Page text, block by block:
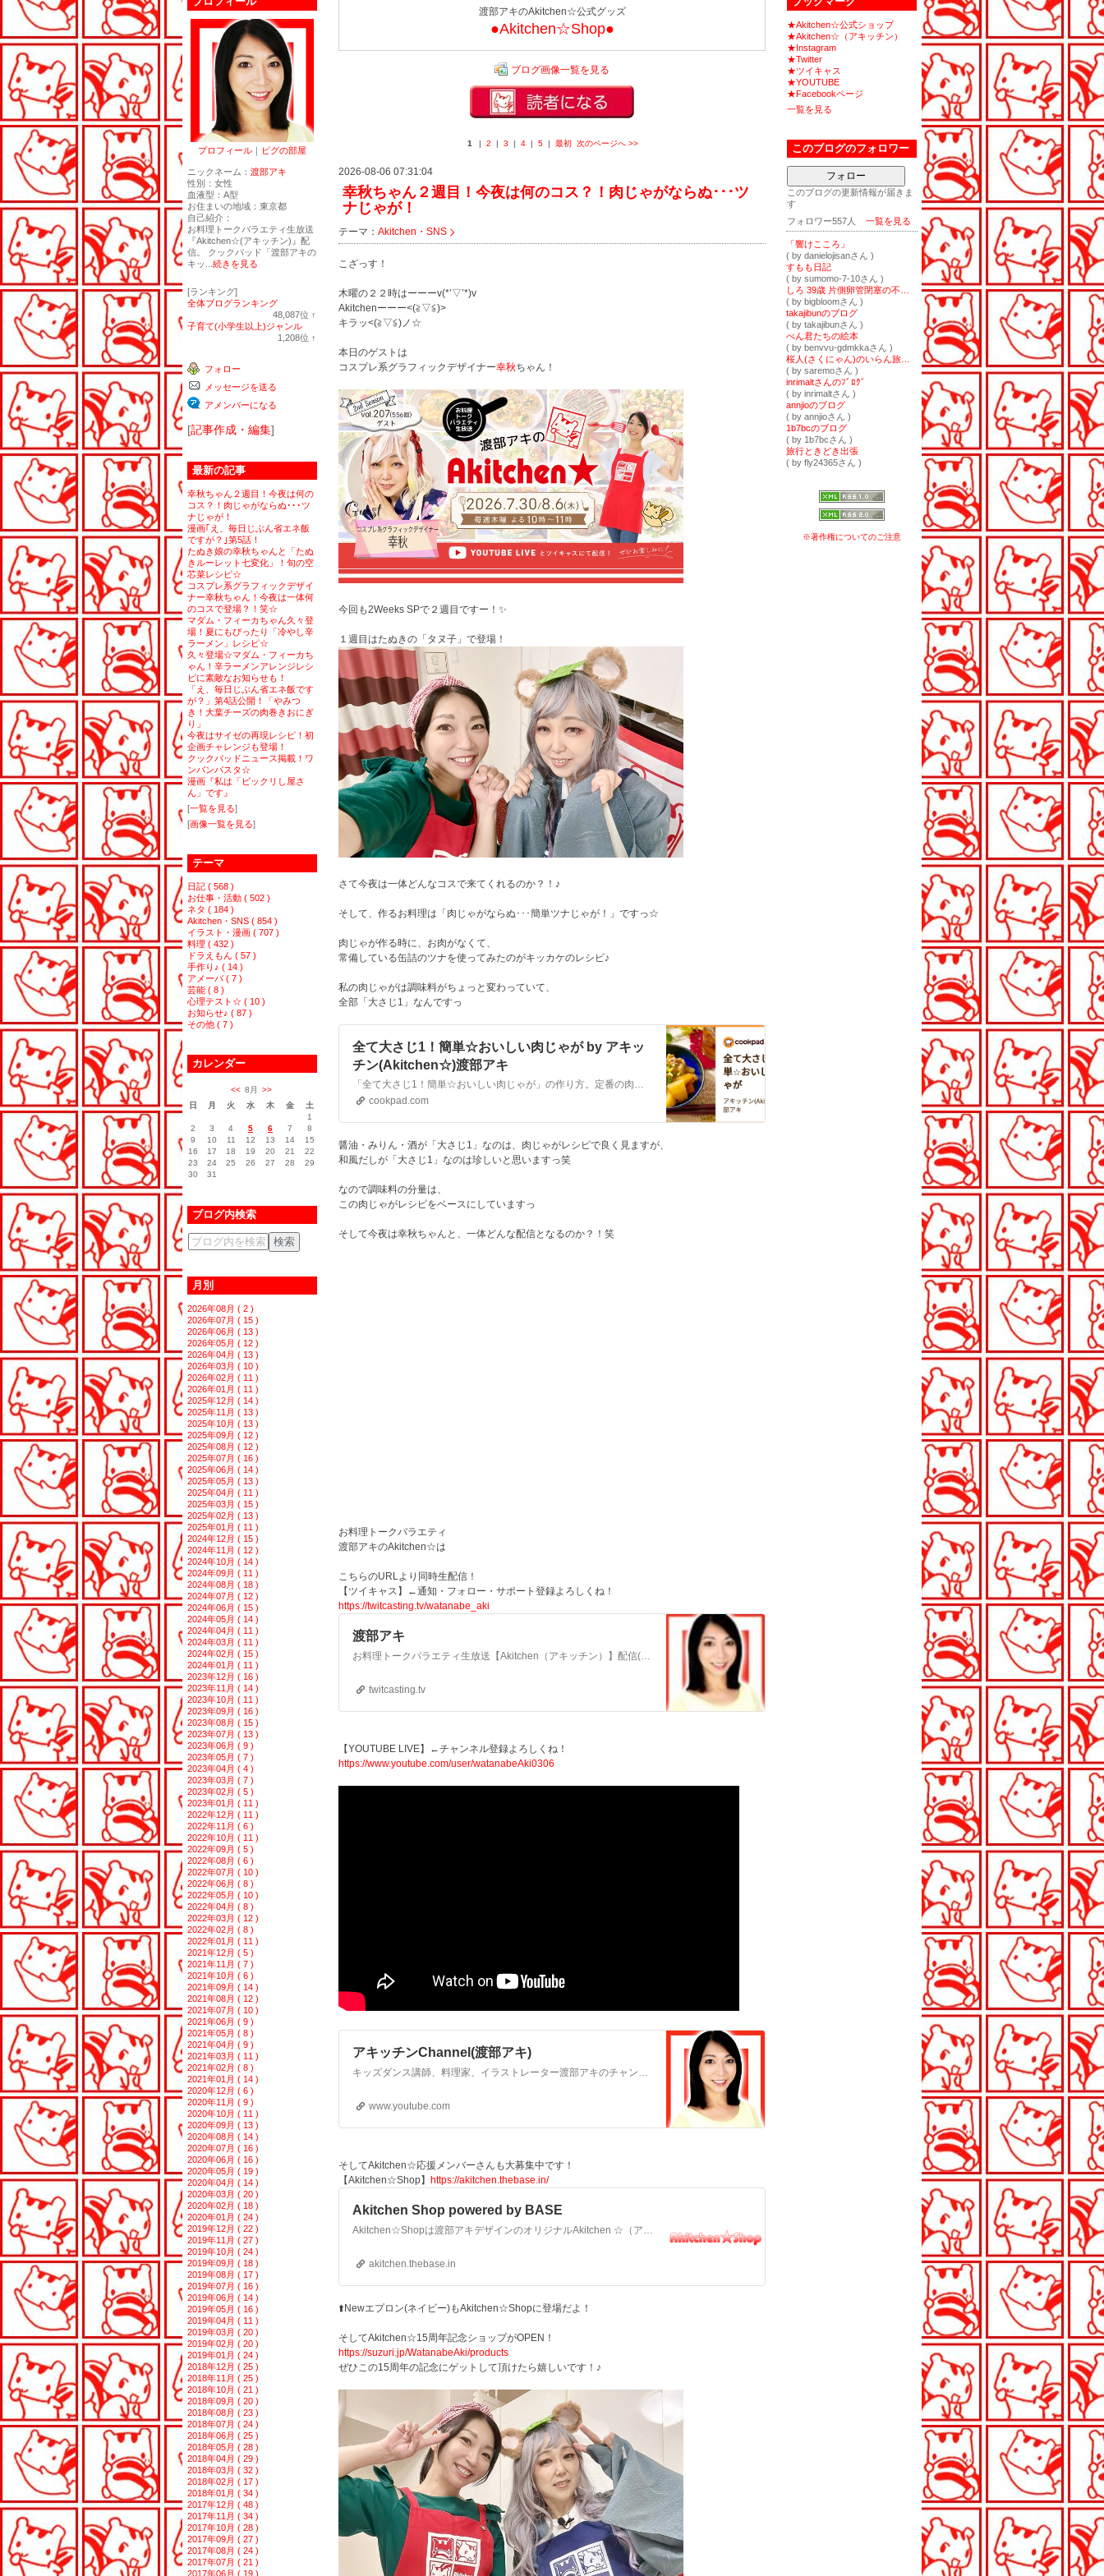
プロフィール ｜ ピグの部屋
ニックネーム： 渡部アキ
性別： 女性
血液型： A型
お住まいの地域： 東京都
自己紹介：
お料理トークバラエティ生放送
『Akitchen☆(アキッチン)』配
信。 クックパッド「渡部アキの
キッ... 続きを見る
[ランキング]
全体ブログランキング
48,087位 ↑
子育て(小学生以上)ジャンル
1,208位 ↑
フォロー
メッセージを送る
アメンバーになる
[記事作成・編集]
最新の記事
幸秋ちゃん２週目！今夜は何の
コス？！肉じゃがならぬ･･･ツ
ナじゃが！
漫画｢え、毎日じぶん省エネ飯
ですが？｣第5話！
たぬき娘の幸秋ちゃんと「たぬ
きルーレット七変化」！旬の空
芯菜レシピ☆
コスプレ系グラフィックデザイ
ナー幸秋ちゃん！今夜は一体何
のコスで登場？！笑☆
マダム・フィーカちゃん久々登
場！夏にもぴったり「冷やし辛
ラーメン」レシピ☆
久々登場☆マダム・フィーカち
ゃん！辛ラーメンアレンジレシ
ピに素敵なお知らせも！
「え、毎日じぶん省エネ飯です
が？」第4話公開！「やみつ
き！大葉チーズの肉巻きおにぎ
り」
今夜はサイゼの再現レシピ！初
企画チャレンジも登場！
クックパッドニュース掲載！ワ
ンパンパスタ☆
漫画『私は「ビックリし屋さ
ん」です』
[一覧を見る]
[画像一覧を見る]
テーマ
日記 ( 568 )
お仕事・活動 ( 502 )
ネタ ( 184 )
Akitchen・SNS ( 854 )
イラスト・漫画 ( 707 )
料理 ( 432 )
ドラえもん ( 57 )
手作り♪ ( 14 )
アメーバ ( 7 )
芸能 ( 8 )
心理テスト☆ ( 10 )
お知らせ♪ ( 87 )
その他 ( 7 )
カレンダー
<< 8月
>>
日
月 火 水 木 金
土
1
2
3 4 5 6 7
8
9
10 11 12 13 14
15
16
17 18 19 20 21
22
23
24 25 26 27 28
29
30
31
ブログ内検索
月別
2026年08月 ( 2 )
2026年07月 ( 15 )
2026年06月 ( 13 )
2026年05月 ( 12 )
2026年04月 ( 13 )
2026年03月 ( 10 )
2026年02月 ( 11 )
2026年01月 ( 11 )
2025年12月 ( 14 )
2025年11月 ( 13 )
2025年10月 ( 13 )
2025年09月 ( 12 )
2025年08月 ( 12 )
2025年07月 ( 16 )
2025年06月 ( 14 )
2025年05月 ( 13 )
2025年04月 ( 11 )
2025年03月 ( 15 )
2025年02月 ( 13 )
2025年01月 ( 11 )
2024年12月 ( 15 )
2024年11月 ( 12 )
2024年10月 ( 14 )
2024年09月 ( 11 )
2024年08月 ( 18 )
2024年07月 ( 12 )
2024年06月 ( 15 )
2024年05月 ( 14 )
2024年04月 ( 11 )
2024年03月 ( 11 )
2024年02月 ( 15 )
2024年01月 ( 11 )
2023年12月 ( 16 )
2023年11月 ( 14 )
2023年10月 ( 11 )
2023年09月 ( 16 )
2023年08月 ( 15 )
2023年07月 ( 13 )
2023年06月 ( 9 )
2023年05月 ( 7 )
2023年04月 ( 4 )
2023年03月 ( 7 )
2023年02月 ( 5 )
2023年01月 ( 11 )
2022年12月 ( 11 )
2022年11月 ( 6 )
2022年10月 ( 11 )
2022年09月 ( 5 )
2022年08月 ( 6 )
2022年07月 ( 10 )
2022年06月 ( 8 )
2022年05月 ( 10 )
2022年04月 ( 8 )
2022年03月 ( 12 )
2022年02月 ( 8 )
2022年01月 ( 11 )
2021年12月 ( 5 )
2021年11月 ( 7 )
2021年10月 ( 6 )
2021年09月 ( 14 )
2021年08月 ( 12 )
2021年07月 ( 10 )
2021年06月 ( 9 )
2021年05月 ( 8 )
2021年04月 ( 9 )
2021年03月 ( 11 )
2021年02月 ( 8 )
2021年01月 ( 14 )
2020年12月 ( 6 )
2020年11月 ( 9 )
2020年10月 ( 11 )
2020年09月 ( 13 )
2020年08月 ( 14 )
2020年07月 ( 16 )
2020年06月 ( 16 )
2020年05月 ( 19 )
2020年04月 ( 14 )
2020年03月 ( 20 )
2020年02月 ( 18 )
2020年01月 ( 24 )
2019年12月 ( 22 )
2019年11月 ( 27 )
2019年10月 ( 24 )
2019年09月 ( 18 )
2019年08月 ( 17 )
2019年07月 ( 16 )
2019年06月 ( 14 )
2019年05月 ( 16 )
2019年04月 ( 11 )
2019年03月 ( 20 )
2019年02月 ( 20 )
2019年01月 ( 24 )
2018年12月 ( 25 )
2018年11月 ( 25 )
2018年10月 ( 21 )
2018年09月 ( 20 )
2018年08月 ( 23 )
2018年07月 ( 24 )
2018年06月 ( 25 )
2018年05月 ( 28 )
2018年04月 ( 29 )
2018年03月 ( 32 )
2018年02月 ( 17 )
2018年01月 ( 34 )
2017年12月 ( 48 )
2017年11月 ( 34 )
2017年10月 ( 28 )
2017年09月 ( 27 )
2017年08月 ( 24 )
2017年07月 ( 21 )
2017年06月 ( 19 )
渡部アキのAkitchen☆公式グッズ
●Akitchen☆Shop●
ブログ画像一覧を見る
1 | 2 | 3 | 4 | 5 | 最初 次のページへ >>
2026-08-06 07:31:04
幸秋ちゃん２週目！今夜は何のコス？！肉じゃがならぬ･･･ツ
ナじゃが！
テーマ： Akitchen・SNS
こざっす！
木曜の２２時はーーーv(*’▽’*)v
Akitchenーーー<(≧▽≦)>
キラッ<(≧▽≦)ノ☆
本日のゲストは
コスプレ系グラフィックデザイナー幸秋ちゃん！
今回も2Weeks SPで２週目ですー！✨
１週目はたぬきの「タヌ子」で登場！
さて今夜は一体どんなコスで来てくれるのか？！♪
そして、作るお料理は「肉じゃがならぬ･･･簡単ツナじゃが！」ですっ☆
肉じゃが作る時に、お肉がなくて、
常備している缶詰のツナを使ってみたのがキッカケのレシピ♪
私の肉じゃがは調味料がちょっと変わっていて、
全部「大さじ1」なんですっ
全て大さじ1！簡単☆おいしい肉じゃが by アキッ
チン(Akitchen☆)渡部アキ
「全て大さじ1！簡単☆おいしい肉じゃが」の作り方。定番の肉じゃが☆調味料が「大さじ1」分量統一で、覚えやすくて美味しいレシピ！ 和風だしを大さじで入れるのは珍しいと思いますが、「大さじ1」でお願いします♪ 材料: 豚薄切り肉、じゃがいも、玉ねぎ
cookpad.com
醤油・みりん・酒が「大さじ1」なのは、肉じゃがレシピで良く見ますが、
和風だしが「大さじ1」なのは珍しいと思いますっ笑
なので調味料の分量は、
この肉じゃがレシピをベースにしていますっ
そして今夜は幸秋ちゃんと、一体どんな配信となるのか？！笑
お料理トークバラエティ
渡部アキのAkitchen☆は
こちらのURLより同時生配信！
【ツイキャス】←通知・フォロー・サポート登録よろしくね！
https://twitcasting.tv/watanabe_aki
渡部アキ
お料理トークバラエティ生放送【Akitchen（アキッチン）】配信(野菜ソムリエ・フードコーディネーター資格) /ダンス講師・レシピライター・イラスト..
twitcasting.tv
【YOUTUBE LIVE】←チャンネル登録よろしくね！
https://www.youtube.com/user/watanabeAki0306
アキッチンChannel(渡部アキ)
キッズダンス講師、料理家、イラストレーター渡部アキのチャンネルです。
www.youtube.com
そしてAkitchen☆応援メンバーさんも大募集中です！
【Akitchen☆Shop】 https://akitchen.thebase.in/
Akitchen Shop powered by BASE
Akitchen☆Shopは渡部アキデザインのオリジナルAkitchen ☆（アキッチン）グッズショップです。
akitchen.thebase.in
⬆️Newエプロン(ネイビー)もAkitchen☆Shopに登場だよ！
そしてAkitchen☆15周年記念ショップがOPEN！
https://suzuri.jp/WatanabeAki/products
ぜひこの15周年の記念にゲットして頂けたら嬉しいです！♪
★Akitchen☆公式ショップ
★Akitchen☆（アキッチン）
★Instagram
★Twitter
★ツイキャス
★YOUTUBE
★Facebookページ
一覧を見る
このブログのフォロワー
フォロー
このブログの更新情報が届きま
す
フォロワー557人
一覧を見る
「響けこころ」
( by danielojisanさん )
すもも日記
( by sumomo-7-10さん )
( by bigbloomさん )
takajibunのブログ
( by takajibunさん )
べん君たちの絵本
( by benvvu-gdmkkaさん )
( by saremoさん )
inrimaltさんのﾌﾞﾛｸﾞ
( by inrimaltさん )
annjioのブログ
( by annjioさん )
1b7bcのブログ
( by 1b7bcさん )
旅行ときどき出張
( by fly24365さん )
※著作権についてのご注意